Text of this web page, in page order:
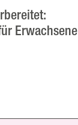
Erwachsene